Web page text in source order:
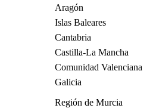
Aragón
Islas Baleares
Cantabria
Castilla-La Mancha
Comunidad Valenciana
Galicia
Región de Murcia